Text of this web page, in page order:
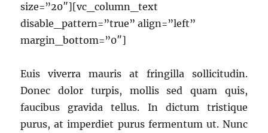
size=”20″][vc_column_text
disable_pattern=”true” align=”left”
margin_bottom=”0″]
Euis viverra mauris at fringilla sollicitudin.
Donec dolor turpis, mollis sed quam quis,
faucibus gravida tellus. In dictum tristique
purus, at imperdiet purus fermentum ut. Nunc